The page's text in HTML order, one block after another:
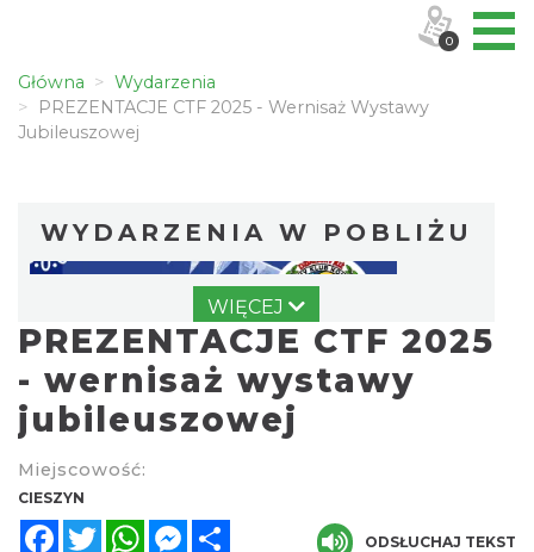
Główna
Wydarzenia
PREZENTACJE CTF 2025 - Wernisaż Wystawy
Jubileuszowej
WYDARZENIA W POBLIŻU
60-lecie Turystycznego Klubu Kolarskiego
Cieszyn
0.00 km
WIĘCEJ
PREZENTACJE CTF 2025
- wernisaż wystawy
jubileuszowej
Miejscowość:
CIESZYN
FacebookTwitterWhatsAppMessenger
ODSŁUCHAJ TEKST
0